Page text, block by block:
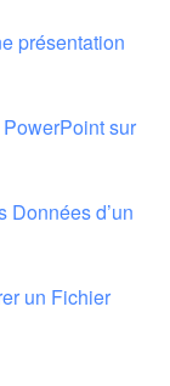
présentation
sur
Données d’un
un Fichier